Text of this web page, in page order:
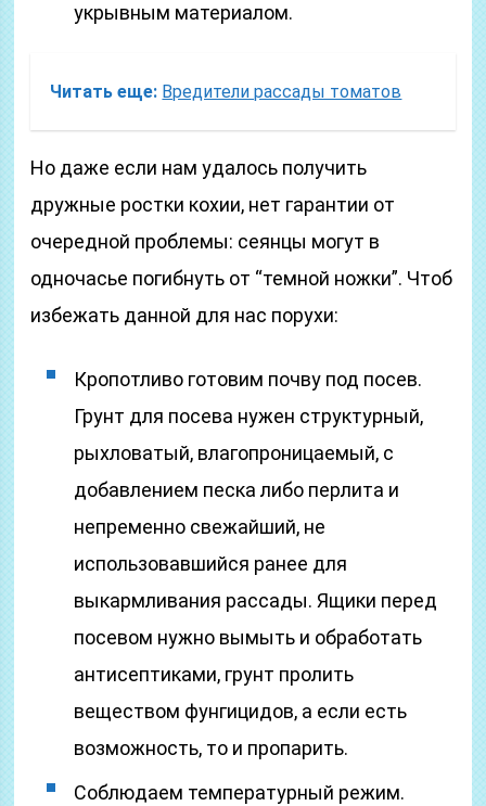
укрывным материалом.
Читать еще: Вредители рассады томатов
Но даже если нам удалось получить
дружные ростки кохии, нет гарантии от
очередной проблемы: сеянцы могут в
одночасье погибнуть от “темной ножки”. Чтоб
избежать данной для нас порухи:
Кропотливо готовим почву под посев.
Грунт для посева нужен структурный,
рыхловатый, влагопроницаемый, с
добавлением песка либо перлита и
непременно свежайший, не
использовавшийся ранее для
выкармливания рассады. Ящики перед
посевом нужно вымыть и обработать
антисептиками, грунт пролить
веществом фунгицидов, а если есть
возможность, то и пропарить.
Соблюдаем температурный режим.